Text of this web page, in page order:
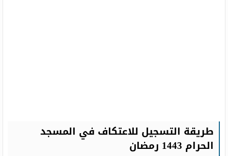
طريقة التسجيل للاعتكاف في المسجد
الحرام 1443 رمضان